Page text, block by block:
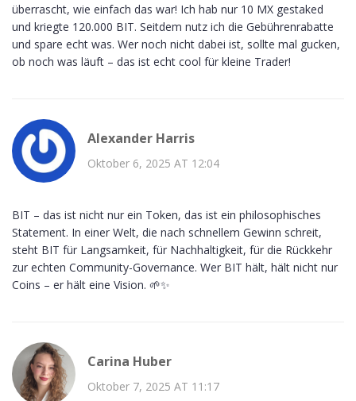
überrascht, wie einfach das war! Ich hab nur 10 MX gestaked
und kriegte 120.000 BIT. Seitdem nutz ich die Gebührenrabatte
und spare echt was. Wer noch nicht dabei ist, sollte mal gucken,
ob noch was läuft – das ist echt cool für kleine Trader!
Alexander Harris
Oktober 6, 2025 AT 12:04
BIT – das ist nicht nur ein Token, das ist ein philosophisches
Statement. In einer Welt, die nach schnellem Gewinn schreit,
steht BIT für Langsamkeit, für Nachhaltigkeit, für die Rückkehr
zur echten Community-Governance. Wer BIT hält, hält nicht nur
Coins – er hält eine Vision. 🌱✨
Carina Huber
Oktober 7, 2025 AT 11:17